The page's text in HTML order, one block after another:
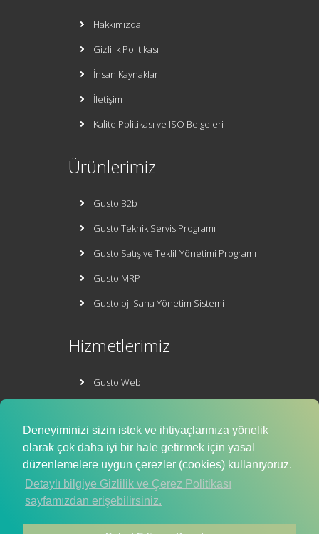
Hakkımızda
Gizlilik Politikası
İnsan Kaynakları
İletişim
Kalite Politikası ve ISO Belgeleri
Ürünlerimiz
Gusto B2b
Gusto Teknik Servis Programı
Gusto Satış ve Teklif Yönetimi Programı
Gusto MRP
Gustoloji Saha Yönetim Sistemi
Hizmetlerimiz
Gusto Web
Mobil Uygulama
Deneyiminizi sizin istek ve ihtiyaçlarınıza yönelik
olarak çok daha iyi bir hale getirmek için yasal
düzenlemelere uygun çerezler (cookies) kullanıyoruz.
Detaylı bilgiye Gizlilik ve Çerez Politikası
sayfamızdan erişebilirsiniz.